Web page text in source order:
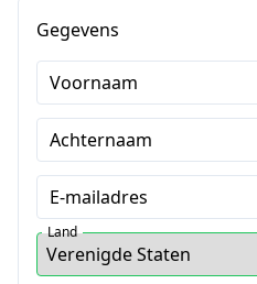
Gegevens
Voornaam
Achternaam
E-mailadres
Land